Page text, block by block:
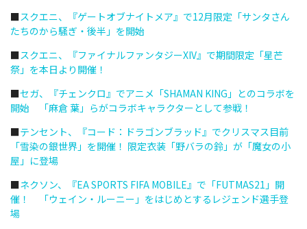
■スクエニ、『ゲートオブナイトメア』で12月限定「サンタさん
たちのから騒ぎ・後半」を開始
■スクエニ、『ファイナルファンタジーXIV』で期間限定「星芒
祭」を本日より開催！
■セガ、『チェンクロ』でアニメ「SHAMAN KING」とのコラボを
開始 「麻倉 葉」らがコラボキャラクターとして参戦！
■テンセント、『コード：ドラゴンブラッド』でクリスマス目前
「雪染の銀世界」を開催！ 限定衣装「野バラの鈴」が「魔女の小
屋」に登場
■ネクソン、『EA SPORTS FIFA MOBILE』で「FUTMAS21」開
催！ 「ウェイン・ルーニー」をはじめとするレジェンド選手登
場